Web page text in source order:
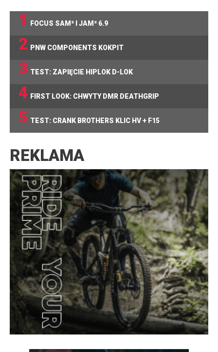
1
FOCUS SAM² I JAM² 6.9
2 PNW COMPONENTS KOKPIT
3 TEST: ZAPIĘCIE HIPLOK D-LOK
4 FIRST LOOK: CHWYTY DMR DEATHGRIP
5 TEST: CRANK BROTHERS KLIC HV + F15
REKLAMA